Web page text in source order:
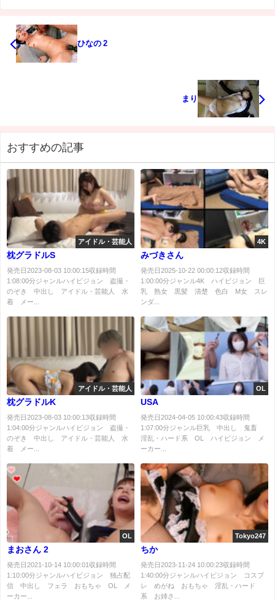
ひなの 2
まり
おすすめの記事
アイドル・芸能人
枕グラドルS
発売日2023-08-03 10:00:15収録時間
1:08:00分ジャンルハイビジョン 盗撮・
のぞき 中出し アイドル・芸能人 水
着 メー...
4K
みづきさん
発売日2025-10-22 00:00:12収録時間
1:00:00分ジャンル4K ハイビジョン 巨
乳 熟女 黒髪 清楚 色白 M女 スレ
ンダ...
アイドル・芸能人
枕グラドルK
発売日2023-08-03 10:00:13収録時間
1:04:00分ジャンルハイビジョン 盗撮・
のぞき 中出し アイドル・芸能人 水
着 メー...
OL
USA
発売日2024-04-05 10:00:43収録時間
1:07:00分ジャンル巨乳 中出し 鬼畜
淫乱・ハード系 OL ハイビジョン メ
ーカー...
OL
まおさん 2
発売日2021-10-14 10:00:01収録時間
1:10:00分ジャンルハイビジョン 独占配
信 中出し フェラ おもちゃ OL メ
ーカー...
Tokyo247
ちか
発売日2023-11-24 10:00:23収録時間
1:40:00分ジャンルハイビジョン コスプ
レ めがね おもちゃ 淫乱・ハード
系 お姉さ...